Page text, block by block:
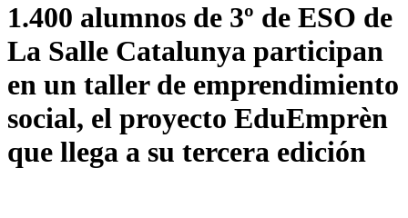
1.400 alumnos de 3º de ESO de
La Salle Catalunya participan
en un taller de emprendimiento
social, el proyecto EduEmprèn
que llega a su tercera edición